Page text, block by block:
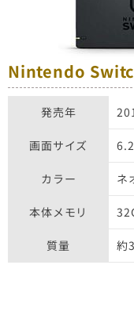
Nintendo
発売年
画面サイズ
カラー ネ
本体メモリ
質量 約